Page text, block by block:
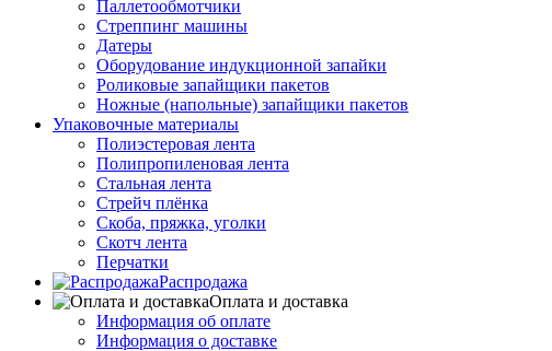
Паллетообмотчики
Стреппинг машины
Датеры
Оборудование индукционной запайки
Роликовые запайщики пакетов
Ножные (напольные) запайщики пакетов
Упаковочные материалы
Полиэстеровая лента
Полипропиленовая лента
Стальная лента
Стрейч плёнка
Скоба, пряжка, уголки
Скотч лента
Перчатки
Распродажа
Оплата и доставка
Информация об оплате
Информация о доставке